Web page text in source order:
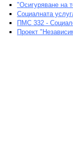
"Осигуряване на
Социалната
ПМС 332 -
Проект